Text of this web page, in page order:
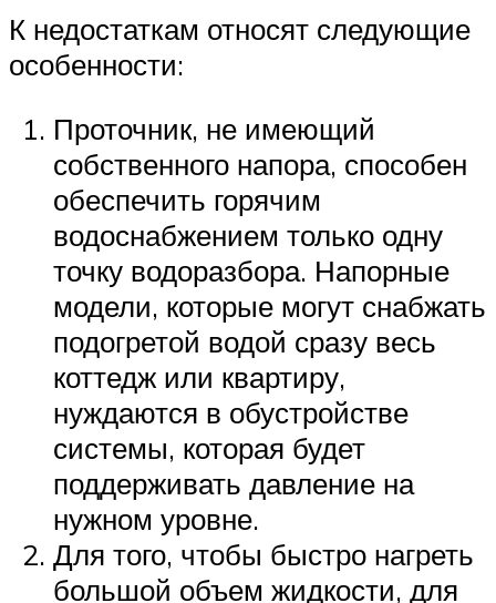
К недостаткам относят следующие
особенности:
Проточник, не имеющий
собственного напора, способен
обеспечить горячим
водоснабжением только одну
точку водоразбора. Напорные
модели, которые могут снабжать
подогретой водой сразу весь
коттедж или квартиру,
нуждаются в обустройстве
системы, которая будет
поддерживать давление на
нужном уровне.
Для того, чтобы быстро нагреть
большой объем жидкости, для